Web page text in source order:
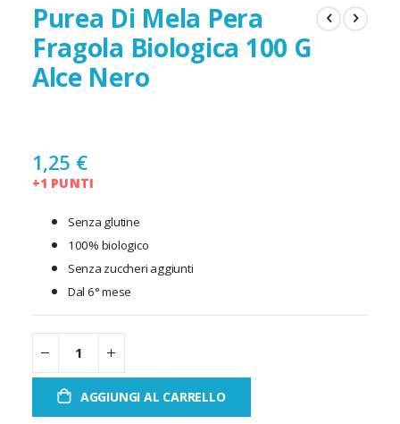
Purea Di Mela Pera
Fragola Biologica 100 G
Alce Nero
1,25 €
+1 PUNTI
Senza glutine
100% biologico
Senza zuccheri aggiunti
Dal 6° mese
AGGIUNGI AL CARRELLO